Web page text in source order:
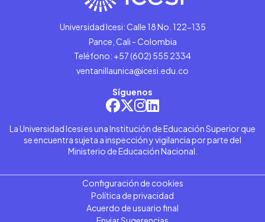
Universidad Icesi: Calle 18 No. 122-135
Pance, Cali - Colombia
Teléfono: +57 (602) 555 2334
ventanillaunica@icesi.edu.co
Síguenos
La Universidad Icesi es una Institución de Educación Superior que
se encuentra sujeta a inspección y vigilancia por parte del
Ministerio de Educación Nacional.
Configuración de cookies
Política de privacidad
Acuerdo de usuario final